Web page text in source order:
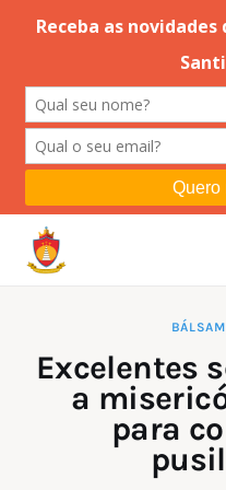
Editorial
Orações
Instruções
Catolicismo
Excelentes
a
para